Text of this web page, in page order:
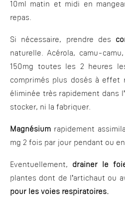
10ml matin et midi en
repas.
Si nécessaire, prendre des
naturelle. Acérola, camu-
150mg toutes les 2 heures
comprimés plus dosés à effet
éliminée très rapidement dans
stocker, ni la fabriquer.
Magnésium rapidement
mg 2 fois par jour pendant ou
Eventuellement, drainer le
plantes dont de l’artichaut ou
pour les voies respiratoires.